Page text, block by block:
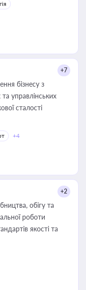
+7
бізнесу з
управлінських
сталості
+4
+2
обігу та
роботи
якості та